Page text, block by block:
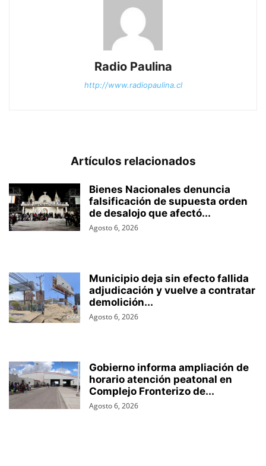
Radio Paulina
http://www.radiopaulina.cl
Artículos relacionados
Bienes Nacionales denuncia
falsificación de supuesta orden
de desalojo que afectó...
Agosto 6, 2026
Municipio deja sin efecto fallida
adjudicación y vuelve a contratar
demolición...
Agosto 6, 2026
Gobierno informa ampliación de
horario atención peatonal en
Complejo Fronterizo de...
Agosto 6, 2026